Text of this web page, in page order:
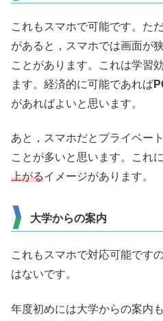
これもスマホで可能です。ただ
があると，スマホでは画面が
ことがあります。これは学習
ます。経済的に可能であれば
があればよいと思います。
あと，スマホだとプライベー
ことが多いと思います。これ
上がるイメージがあります。
大学からの案内
これもスマホで対応可能です
はないです。
年度初めには大学からの案内